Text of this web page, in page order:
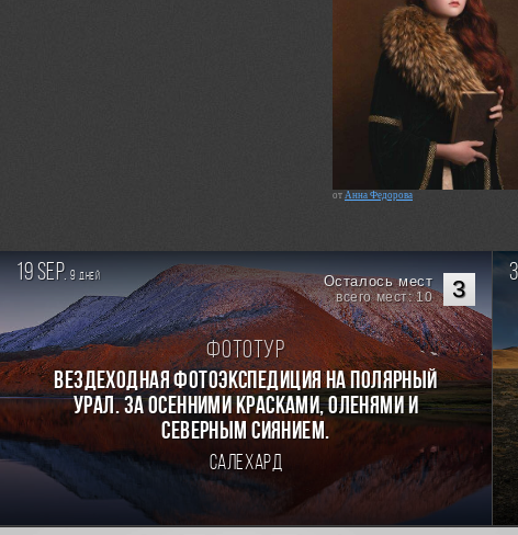
от Анна Федорова
19 sep. 9дней 3
Осталось мест
всего мест: 10
Фототур
Вездеходная фотоэкспедиция на Полярный
Урал. За осенними красками, оленями и
северным сиянием.
Салехард